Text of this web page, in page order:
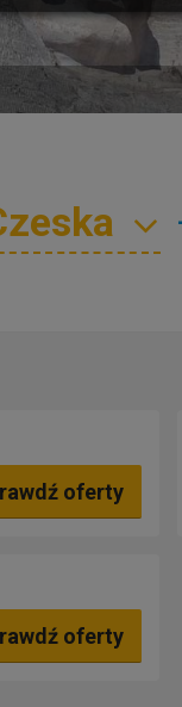
oferty
oferty